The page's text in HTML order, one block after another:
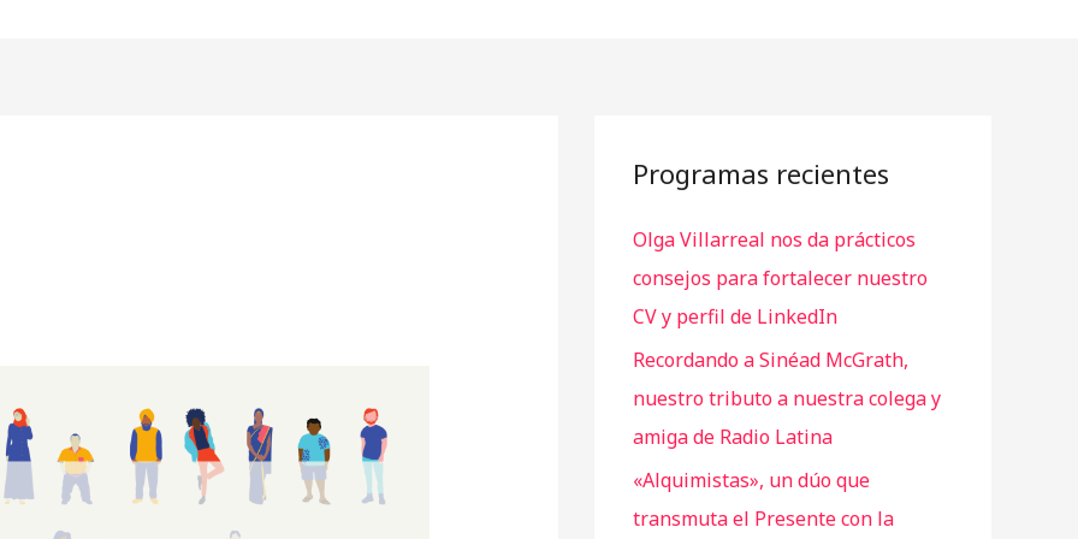
Programas recientes
Olga Villarreal nos da prácticos
consejos para fortalecer nuestro
CV y perfil de LinkedIn
Recordando a Sinéad McGrath,
nuestro tributo a nuestra colega y
amiga de Radio Latina
«Alquimistas», un dúo que
transmuta el Presente con la